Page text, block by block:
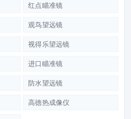
红点瞄准镜
观鸟望远镜
视得乐望远镜
进口瞄准镜
防水望远镜
高德热成像仪